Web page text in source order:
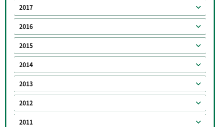
2017
2016
2015
2014
2013
2012
2011